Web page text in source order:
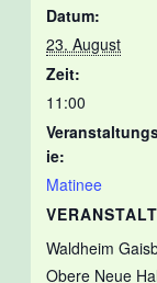
Datum:
23. August
Zeit:
11:00
ie:
Matinee
Waldheim
Obere Neue